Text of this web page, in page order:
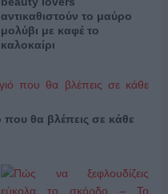
αντικαθιστούν το μαύρο
μολύβι με καφέ το
καλοκαίρι
που θα βλέπεις σε κάθε